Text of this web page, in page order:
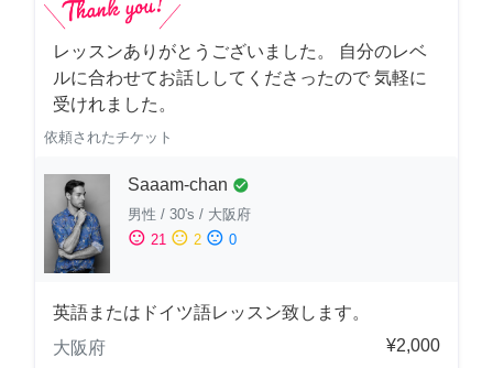
レッスンありがとうございました。 自分のレベ
ルに合わせてお話ししてくださったので 気軽に
受けれました。
依頼されたチケット
Saaam-chan check_circle
男性 / 30's / 大阪府
sentiment_satisfied 21 sentiment_neutral 2 sentiment_dissatisfied 0
英語またはドイツ語レッスン致します。
大阪府
¥2,000